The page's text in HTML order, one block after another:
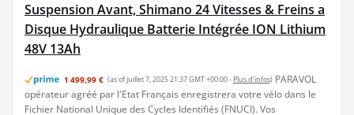
Suspension Avant, Shimano 24 Vitesses & Freins a
Disque Hydraulique Batterie Intégrée ION Lithium
48V 13Ah
1 499,99 € (as of juillet 7, 2025 21:37 GMT +00:00 - Plus d’infos) PARAVOL
opérateur agréé par l'Etat Français enregistrera votre vélo dans le
Fichier National Unique des Cycles Identifiés (FNUCI). Vos